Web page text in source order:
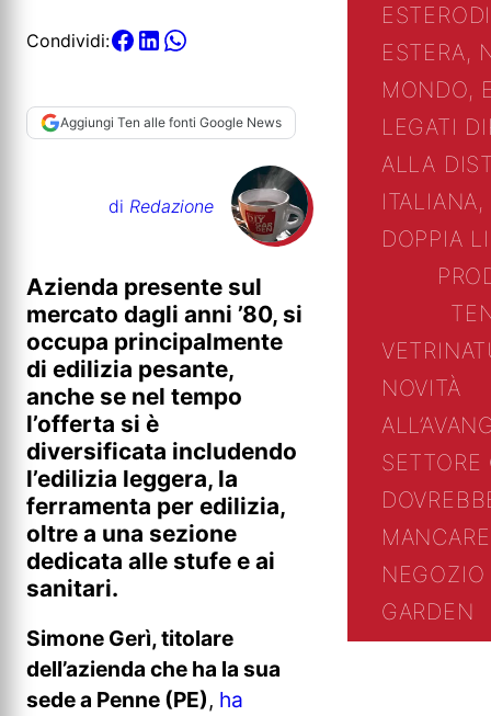
Condividi:
Aggiungi Ten alle fonti Google News
di Redazione
Azienda presente sul
mercato dagli anni ’80, si
occupa principalmente
di edilizia pesante,
anche se nel tempo
l’offerta si è
diversificata includendo
l’edilizia leggera, la
ferramenta per edilizia,
oltre a una sezione
dedicata alle stufe e ai
sanitari.
Simone Gerì, titolare
dell’azienda che ha la sua
sede a Penne (PE), ha
ESTERO
ESTERA,
MONDO,
LEGATI
ALLA
DOPPIA
VETRINA
NOVITÀ
GARDEN